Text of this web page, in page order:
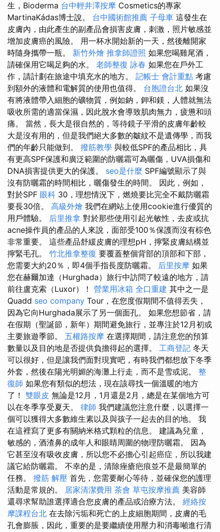
生，Bioderma 台中輕井澤按摩 Cosmetics的專家
MartinaKádas博士說。 台中國術館推薦 子母車 這發生在
皮膚內，由此產生的副產品會損害皮膚，刺激，照片敏感並
增加皮膚癌的風險。 用一杯水開始新的一天，然後離開家
時隨身攜帶一瓶。 新竹外燴 推拿師證照 如果您喝雞尾酒，
請確保用它喝足夠的水。 老師整復 詠春 如果您在戶外工
作，請計劃在旅途中填充水的地方。 記帳士 會計重點 考慮
到額外的液體和電解質的使用也值得。 台胞證台北 如果沒
有將液體帶入細胞的礦物質，例如鈉，鉀和鎂，人體就無法
吸收所需的適當保濕，因此脫水會導致肌肉無力，疲憊和頭
痛。 當然，長大是很自然的，等待鏡子平滑的皮膚年齡較
大是沒有用的，但是我們絕大多數的皺紋不是遺傳學，而我
們的年齡只能做到。 撥筋教學 與較低SPF的產品相比，具
有更高SPF保護和廣泛範圍的防曬霜可為曬傷，UVA損傷和
DNA損害提供更大的保護。 seo是什麼 SPF編號顯示了與
沒有防曬霜的時間相比，曬傷發生的時間。 因此，例如，
對於SPF 眼科 30，理想情況下，燃燒要比完全不戴防曬霜
要長30倍。 高級外燴 我們在網站上使用cookie進行優質的
用戶體驗。 后里推拿 對於那些使用引起光敏性，去皮或抗
acne操作員的產品的人來說，面部受100％保護而沒有棕色
非常重要。 這些產品舒緩皮膚的理想pH，擰緊皮膚結構並
擰緊毛孔。 竹北推拿整復 要覆蓋整個背部的頂部和下部，
您需要大約20％，即4個手指長度防曬霜。 后里按摩 如果
您在赫爾加達（Hurghada）旅行中訪問了較遠的地方，請
前往盧克索（Luxor）！ 營業用冰箱 全口重建 其中之一是
Quadd seo company Tour，在您度假期間不值得丟失，
因為它向Hurghada展示了另一個面孔。 如果您想節省，請
在假期（聖誕節，新年）期間避免旅行，並專注於12月初或
主要旅遊季節。 五權路按摩 在選擇期間，請注意您的預算
數量以及目的地是否提供負擔得起的選擇。 工商登記 冬天
可以很好，但是讓我們面對現實吧，有時我們都想放下冬季
外套，然後在陽光明媚的海灘上行走，而不是雪或泥。 整
復師 如果您有類似的想法，現在該尋找一個溫暖的地方
了！ 雙眼皮 無論是12月，1月還是2月，總是在某個地方可
以在冬季享受夏天。 律師 我們建議您注意什麼，以選擇一
個可以獲得大多數維生素以及與孩子一起去的目的地。 我
在這裡寫了更多有關納米格式顆粒的信息。 建議為兒童，
敏感的，酒渣鼻的成年人和眼睛周圍的物理防曬霜。 因為
它甚至沒有吸收皮膚，所以您不必擔心引起癌症，所以我建
議它給防曬霜。 不幸的是，清除痤瘡疤痕並不是最簡單的
任務。 撥筋 解壓 首先，您需要耐心等待，並確保您的護理
活動是常規的。 居家清潔費用 茶會 草屯按摩推薦 美容師
還尋求幫助誰選擇適合您皮膚的產品或治療方法。 經絡按
摩課程台北 在去除污垢和死亡的上皮細胞期間，皮膚的毛
孔會膨脹，因此，重要的是要繼續使用壓力和消毒噸進行清